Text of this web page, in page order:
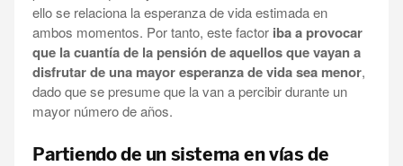
ello se relaciona la esperanza de vida estimada en
ambos momentos. Por tanto, este factor iba a provocar
que la cuantía de la pensión de aquellos que vayan a
disfrutar de una mayor esperanza de vida sea menor,
dado que se presume que la van a percibir durante un
mayor número de años.
Partiendo de un sistema en vías de